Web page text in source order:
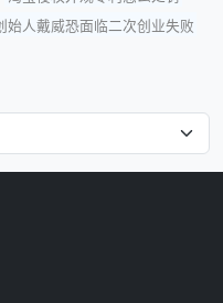
始人戴威恐面临二次创业失败